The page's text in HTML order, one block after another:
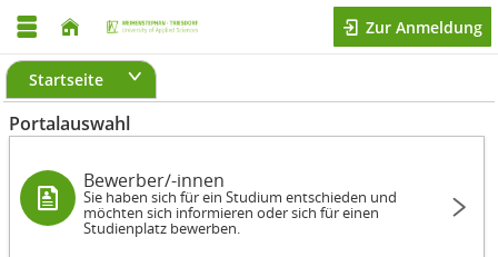
Zur Anmeldung
Startseite
Portalauswahl
Bewerber/-innen
Sie haben sich für ein Studium entschieden und
möchten sich informieren oder sich für einen
Studienplatz bewerben.